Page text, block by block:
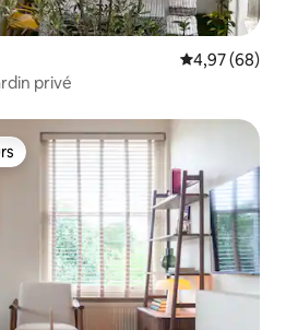
Évaluation
4,97 (68)
privé